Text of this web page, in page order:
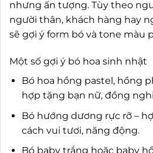
nhưng ấn tượng. Tùy theo
người thân, khách hàng hay
sẽ gợi ý form bó và tone màu
Một số gợi ý bó hoa sinh nhật
Bó hoa hồng pastel, hồng
hợp tặng bạn nữ, đồng
Bó hướng dương rực rỡ –
cách vui tươi, năng động.
Bó baby trắng hoặc baby